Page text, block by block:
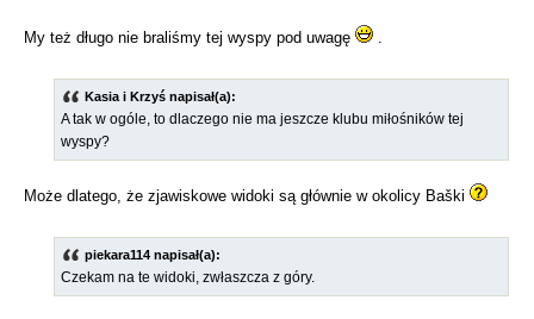
My też długo nie braliśmy tej wyspy pod uwagę
Kasia i Krzyś napisał(a):
A tak w ogóle, to dlaczego nie ma jeszcze klubu miłośników tej
wyspy?
Może dlatego, że zjawiskowe widoki są głównie w okolicy Baški
piekara114 napisał(a):
Czekam na te widoki, zwłaszcza z góry.